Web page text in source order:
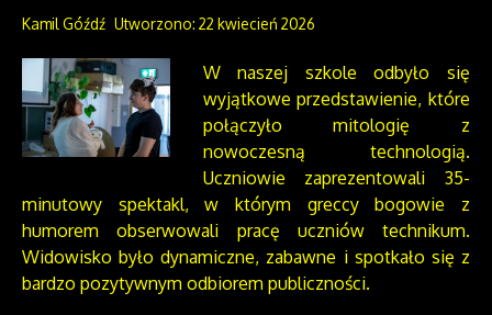
Kamil Góźdź Utworzono: 22 kwiecień 2026
W naszej szkole odbyło się
wyjątkowe przedstawienie, które
połączyło mitologię z
nowoczesną technologią.
Uczniowie zaprezentowali 35-
minutowy spektakl, w którym greccy bogowie z
humorem obserwowali pracę uczniów technikum.
Widowisko było dynamiczne, zabawne i spotkało się z
bardzo pozytywnym odbiorem publiczności.